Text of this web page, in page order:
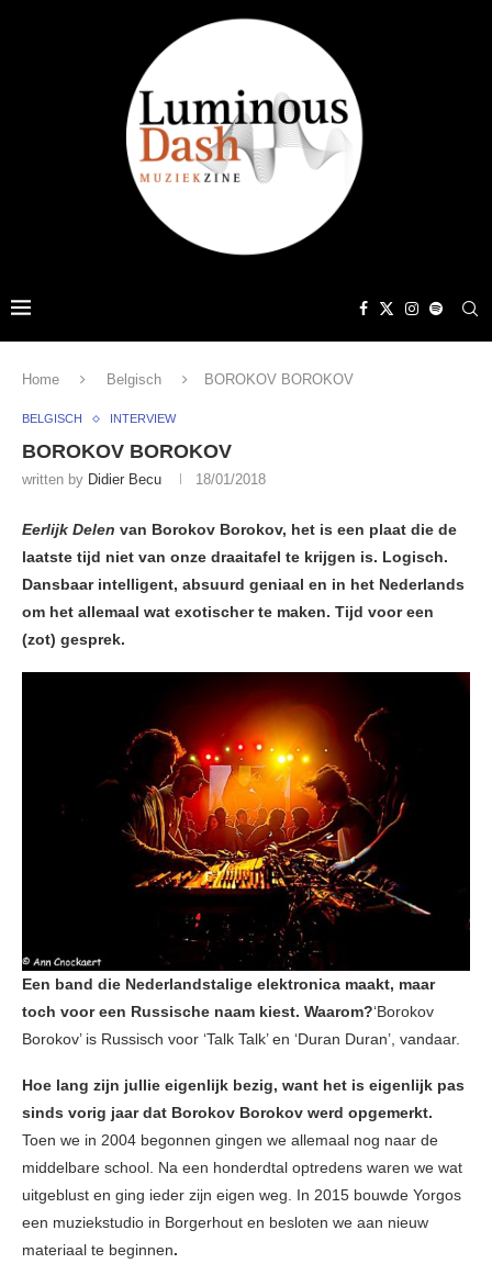
Home Belgisch BOROKOV BOROKOV
BELGISCH INTERVIEW
BOROKOV BOROKOV
written by Didier Becu 18/01/2018
Eerlijk Delen van Borokov Borokov, het is een plaat die de
laatste tijd niet van onze draaitafel te krijgen is. Logisch.
Dansbaar intelligent, absuurd geniaal en in het Nederlands
om het allemaal wat exotischer te maken. Tijd voor een
(zot) gesprek.
Een band die Nederlandstalige elektronica maakt, maar
toch voor een Russische naam kiest. Waarom?‘Borokov
Borokov’ is Russisch voor ‘Talk Talk’ en ‘Duran Duran’, vandaar.
Hoe lang zijn jullie eigenlijk bezig, want het is eigenlijk pas
sinds vorig jaar dat Borokov Borokov werd opgemerkt.
Toen we in 2004 begonnen gingen we allemaal nog naar de
middelbare school. Na een honderdtal optredens waren we wat
uitgeblust en ging ieder zijn eigen weg. In 2015 bouwde Yorgos
een muziekstudio in Borgerhout en besloten we aan nieuw
materiaal te beginnen.